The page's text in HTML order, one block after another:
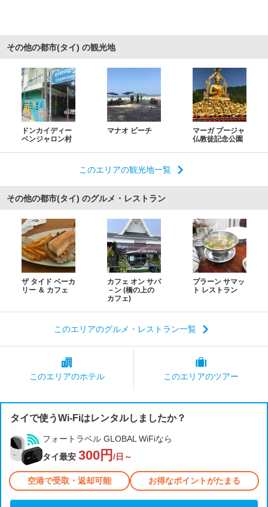
その他の都市(タイ) の観光地
ドンカイディー
ベンジャロン村
マナオ ビーチ
マーガ プージャ
仏教徒記念公園
このエリアの観光地一覧
その他の都市(タイ) のグルメ・レストラン
ザ タイド ベーカ
リー ＆ カフェ
カフェ オン サパ
－ン (橋の上の
カフェ)
プラーン サマッ
ト レストラン
このエリアのグルメ・レストラン一覧
このエリアのホテル このエリアのツアー
タイで使うWi-Fiはレンタルしましたか？
フォートラベル GLOBAL WiFiなら
タイ最安 300円 /日～
空港で受取・返却可能 お得なポイントがたまる